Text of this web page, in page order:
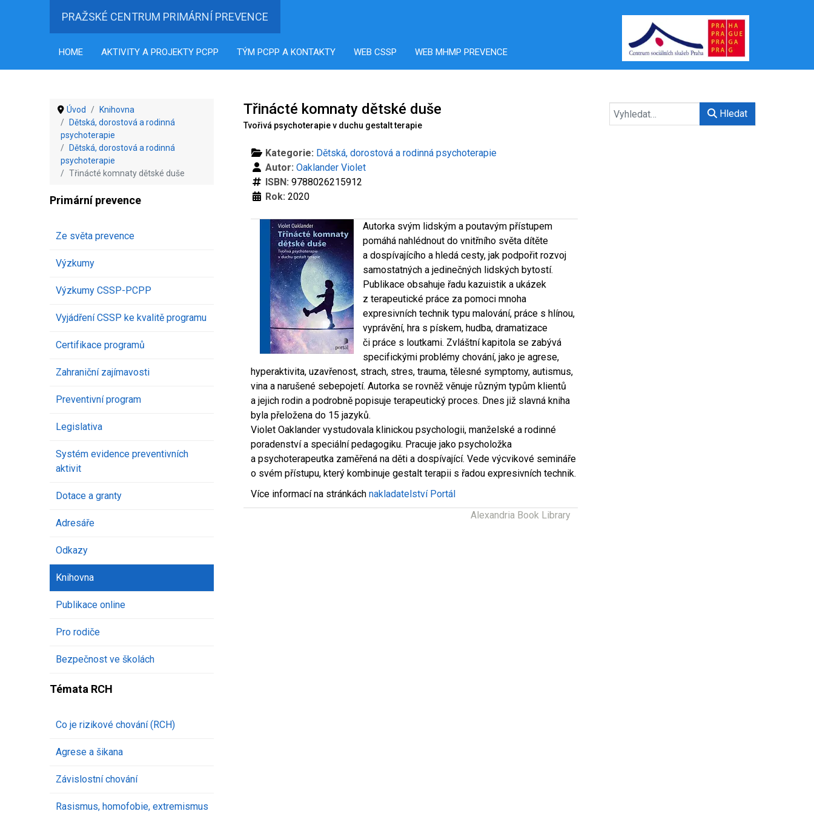
PRAŽSKÉ CENTRUM PRIMÁRNÍ PREVENCE
HOME AKTIVITY A PROJEKTY PCPP TÝM PCPP A KONTAKTY WEB CSSP WEB MHMP PREVENCE
Úvod
Knihovna
Dětská, dorostová a rodinná
psychoterapie
Dětská, dorostová a rodinná
psychoterapie
Třinácté komnaty dětské duše
Primární prevence
Ze světa prevence
Výzkumy
Výzkumy CSSP-PCPP
Vyjádření CSSP ke kvalitě programu
Certifikace programů
Zahraniční zajímavosti
Preventivní program
Legislativa
Systém evidence preventivních
aktivit
Dotace a granty
Adresáře
Odkazy
Knihovna
Publikace online
Pro rodiče
Bezpečnost ve školách
Témata RCH
Co je rizikové chování (RCH)
Agrese a šikana
Závislostní chování
Rasismus, homofobie, extremismus
Třinácté komnaty dětské duše
Tvořivá psychoterapie v duchu gestalt terapie
Kategorie: Dětská, dorostová a rodinná psychoterapie
Autor:Oaklander Violet
ISBN:9788026215912
Rok:2020
Autorka svým lidským a poutavým přístupem
pomáhá nahlédnout do vnitřního světa dítěte
a dospívajícího a hledá cesty, jak podpořit rozvoj
samostatných a jedinečných lidských bytostí.
Publikace obsahuje řadu kazuistik a ukázek
z terapeutické práce za pomoci mnoha
expresivních technik typu malování, práce s hlínou,
vyprávění, hra s pískem, hudba, dramatizace
či práce s loutkami. Zvláštní kapitola se zabývá
specifickými problémy chování, jako je agrese,
hyperaktivita, uzavřenost, strach, stres, trauma, tělesné symptomy, autismus,
vina a narušené sebepojetí. Autorka se rovněž věnuje různým typům klientů
a jejich rodin a podrobně popisuje terapeutický proces. Dnes již slavná kniha
byla přeložena do 15 jazyků.
Violet Oaklander vystudovala klinickou psychologii, manželské a rodinné
poradenství a speciální pedagogiku. Pracuje jako psycholožka
a psychoterapeutka zaměřená na děti a dospívající. Vede výcvikové semináře
o svém přístupu, který kombinuje gestalt terapii s řadou expresivních technik.
Více informací na stránkáchnakladatelství Portál
Alexandria Book Library
Hledat